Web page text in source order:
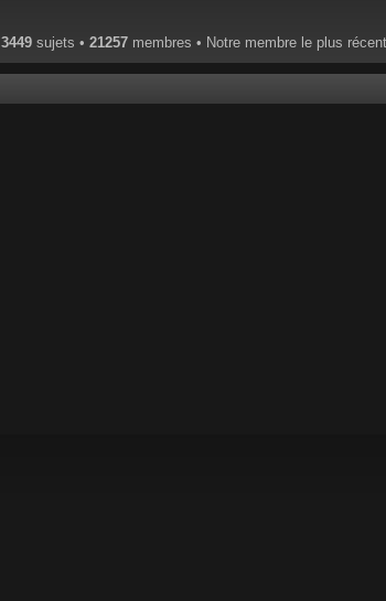
3449 sujets • 21257 membres • Notre membre le plus